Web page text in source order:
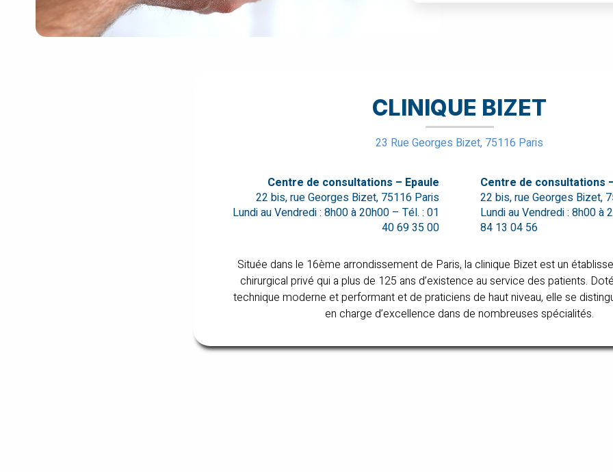
CLINIQUE BIZET
23 Rue Georges Bizet, 75116 Paris
Centre de consultations – Epaule
22 bis, rue Georges Bizet, 75116 Paris
Lundi au Vendredi : 8h00 à 20h00 – Tél. : 01
40 69 35 00
Centre de consultations
22 bis, rue Georges Bizet,
Lundi au Vendredi : 8h00 à
84 13 04 56
Située dans le 16ème arrondissement de Paris, la clinique Bizet est un
chirurgical privé qui a plus de 125 ans d’existence au service des patients.
technique moderne et performant et de praticiens de haut niveau, elle se
en charge d’excellence dans de nombreuses spécialités.